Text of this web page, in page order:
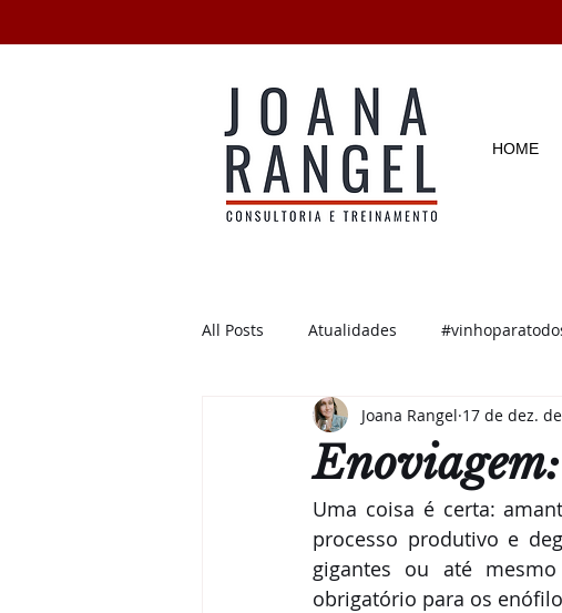
HOME
All Posts Atualidades
Degustações Enotícias
Parcerias & Business Oi! Notas
Recomendações
Joana Rangel 17 de dez.
Uma coisa é certa:
processo produtivo e
gigantes ou até
obrigatório para os